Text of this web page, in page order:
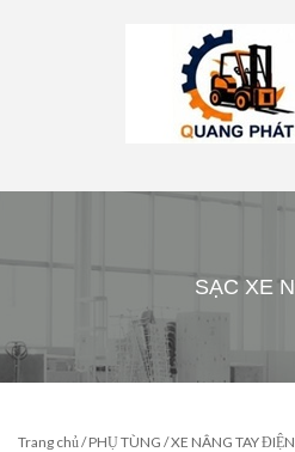
SẠC XE
Trang chủ/PHỤ TÙNG /XE NÂNG TAY